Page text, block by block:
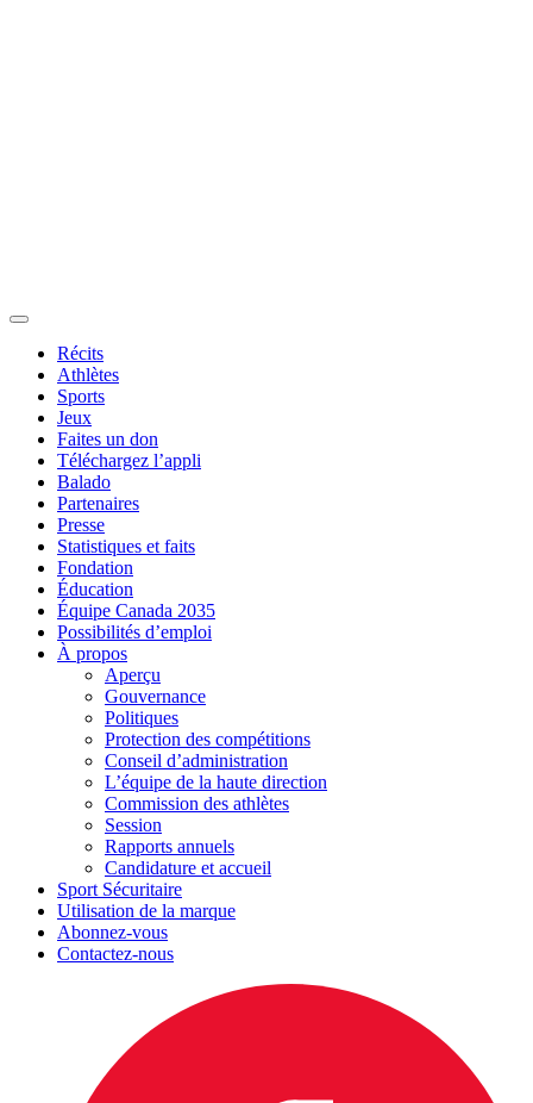
Récits
Athlètes
Sports
Jeux
Faites un don
Téléchargez l’appli
Balado
Partenaires
Presse
Statistiques et faits
Fondation
Éducation
Équipe Canada 2035
Possibilités d’emploi
À propos
Aperçu
Gouvernance
Politiques
Protection des compétitions
Conseil d’administration
L’équipe de la haute direction
Commission des athlètes
Session
Rapports annuels
Candidature et accueil
Sport Sécuritaire
Utilisation de la marque
Abonnez-vous
Contactez-nous